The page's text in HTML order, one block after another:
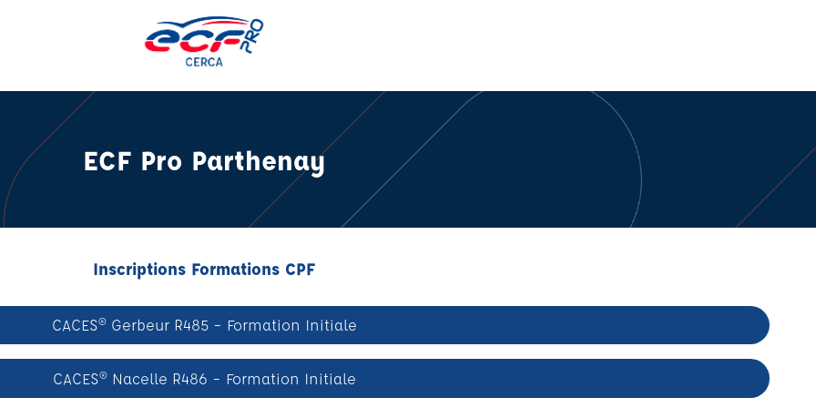
ECF Pro Parthenay
Inscriptions Formations CPF
CACES® Gerbeur R485 – Formation Initiale
CACES® Nacelle R486 – Formation Initiale